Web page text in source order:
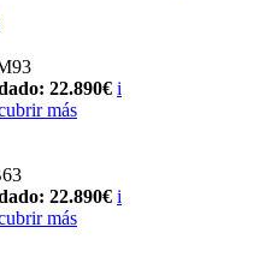
22.890€ i
más
22.890€ i
más